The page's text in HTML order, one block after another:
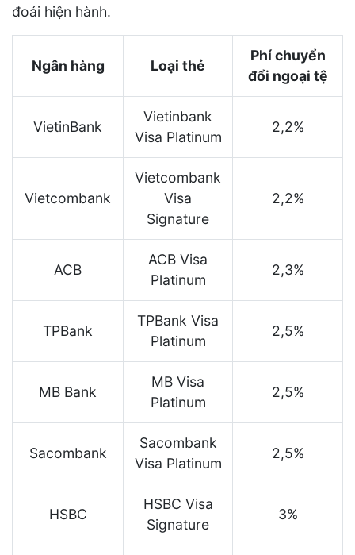
đoái hiện hành.
Ngân hàng Loại thẻ
Phí chuyển
đổi ngoại tệ
VietinBank
Vietinbank
Visa Platinum
2,2%
Vietcombank
Vietcombank
Visa
Signature
2,2%
ACB
ACB Visa
Platinum
2,3%
TPBank
TPBank Visa
Platinum
2,5%
MB Bank
MB Visa
Platinum
2,5%
Sacombank
Sacombank
Visa Platinum
2,5%
HSBC
HSBC Visa
Signature
3%